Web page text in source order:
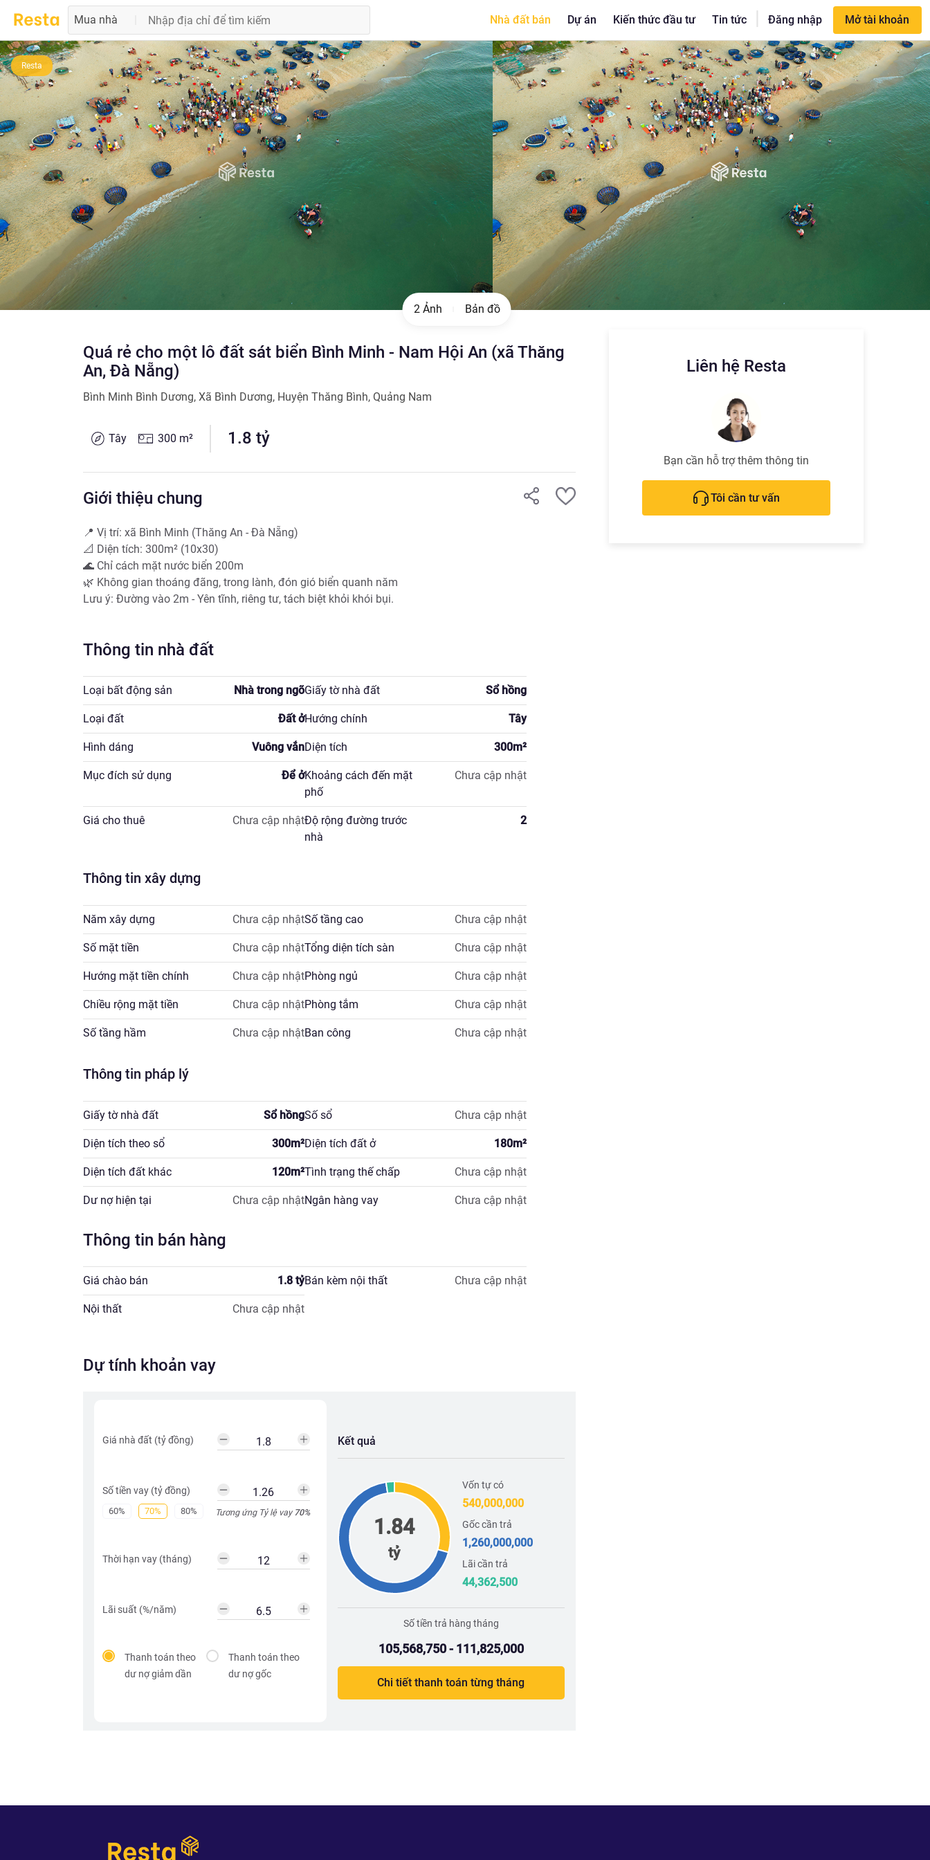
Mua nhà Nhà đất bán Dự án Kiến thức đầu tư Tin tức | Đăng nhập Mở tài khoản
Resta
2 Ảnh Bản đồ
Quá rẻ cho một lô đất sát biển Bình Minh - Nam Hội An (xã Thăng
An, Đà Nẵng)
Bình Minh Bình Dương, Xã Bình Dương, Huyện Thăng Bình, Quảng Nam
Tây 300 m² 1.8 tỷ
Giới thiệu chung
📍 Vị trí: xã Bình Minh (Thăng An - Đà Nẵng)
📐 Diện tích: 300m² (10x30)
🌊 Chỉ cách mặt nước biển 200m
🌿 Không gian thoáng đãng, trong lành, đón gió biển quanh năm
Lưu ý: Đường vào 2m - Yên tĩnh, riêng tư, tách biệt khỏi khói bụi.
Thông tin nhà đất
Loại bất động sản Nhà trong ngõGiấy tờ nhà đất Sổ hồng
Loại đất Đất ởHướng chính Tây
Hình dáng Vuông vắnDiện tích 300m²
Mục đích sử dụng Để ởKhoảng cách đến mặt
phố
Chưa cập nhật
Giá cho thuê Chưa cập nhậtĐộ rộng đường trước
nhà
2
Thông tin xây dựng
Năm xây dựng Chưa cập nhậtSố tầng cao Chưa cập nhật
Số mặt tiền Chưa cập nhậtTổng diện tích sàn Chưa cập nhật
Hướng mặt tiền chính Chưa cập nhậtPhòng ngủ Chưa cập nhật
Chiều rộng mặt tiền Chưa cập nhậtPhòng tắm Chưa cập nhật
Số tầng hầm Chưa cập nhậtBan công Chưa cập nhật
Thông tin pháp lý
Giấy tờ nhà đất Sổ hồngSố sổ Chưa cập nhật
Diện tích theo sổ 300m²Diện tích đất ở 180m²
Diện tích đất khác 120m²Tình trạng thế chấp Chưa cập nhật
Dư nợ hiện tại Chưa cập nhậtNgân hàng vay Chưa cập nhật
Thông tin bán hàng
Giá chào bán 1.8 tỷBán kèm nội thất Chưa cập nhật
Nội thất Chưa cập nhật
Dự tính khoản vay
Giá nhà đất (tỷ đồng)
Số tiền vay (tỷ đồng)
60% 70% 80% Tương ứng Tỷ lệ vay70%
Thời hạn vay (tháng)
Lãi suất (%/năm)
Thanh toán theo
dư nợ giảm dần
Thanh toán theo
dư nợ gốc
Kết quả
1.84
tỷ
Vốn tự có
540,000,000
Gốc cần trả
1,260,000,000
Lãi cần trả
44,362,500
Số tiền trả hàng tháng
105,568,750 - 111,825,000
Chi tiết thanh toán từng tháng
Liên hệ Resta
Bạn cần hỗ trợ thêm thông tin
Tôi cần tư vấn